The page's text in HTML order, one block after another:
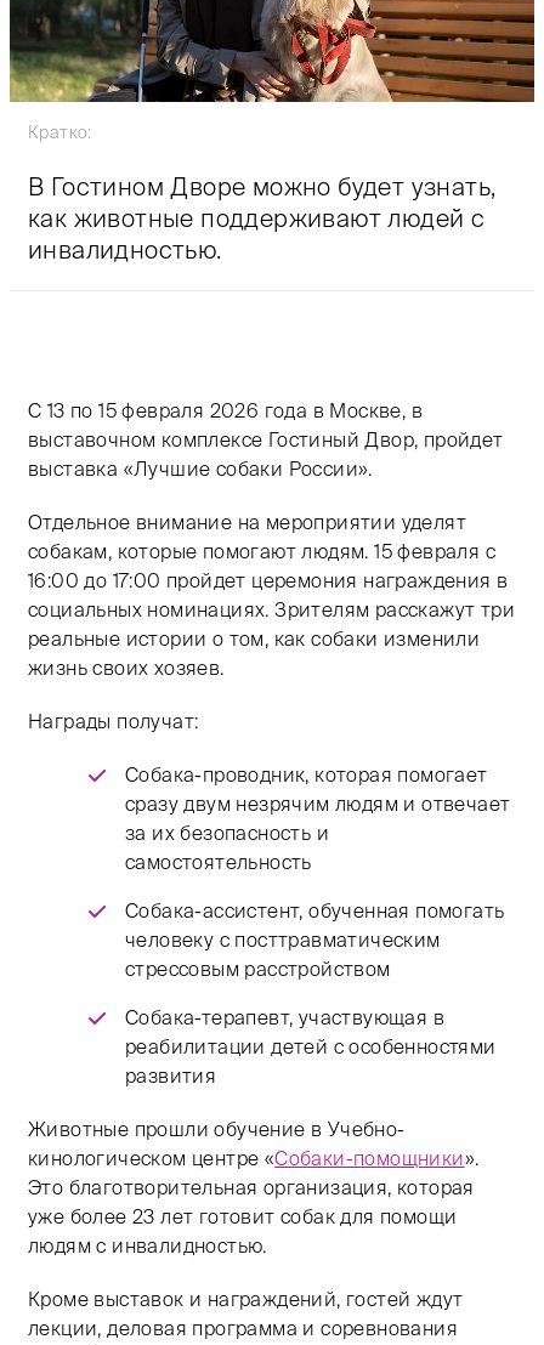
Кратко:
В Гостином Дворе можно будет узнать,
как животные поддерживают людей с
инвалидностью.
С 13 по 15 февраля 2026 года в Москве, в
выставочном комплексе Гостиный Двор, пройдет
выставка «Лучшие собаки России».
Отдельное внимание на мероприятии уделят
собакам, которые помогают людям. 15 февраля с
16:00 до 17:00 пройдет церемония награждения в
социальных номинациях. Зрителям расскажут три
реальные истории о том, как собаки изменили
жизнь своих хозяев.
Награды получат:
Собака-проводник, которая помогает
сразу двум незрячим людям и отвечает
за их безопасность и
самостоятельность
Собака-ассистент, обученная помогать
человеку с посттравматическим
стрессовым расстройством
Собака-терапевт, участвующая в
реабилитации детей с особенностями
развития
Животные прошли обучение в Учебно-
кинологическом центре «Собаки-помощники».
Это благотворительная организация, которая
уже более 23 лет готовит собак для помощи
людям с инвалидностью.
Кроме выставок и награждений, гостей ждут
лекции, деловая программа и соревнования